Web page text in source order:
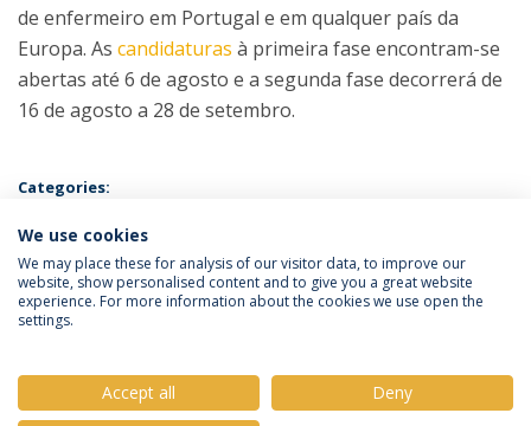
de enfermeiro em Portugal e em qualquer país da
Europa. As candidaturas à primeira fase encontram-se
abertas até 6 de agosto e a segunda fase decorrerá de
16 de agosto a 28 de setembro.
Categories:
Privacy Policy
We use cookies
We may place these for analysis of our visitor data, to improve our
website, show personalised content and to give you a great website
experience. For more information about the cookies we use open the
settings.
Accept all Deny